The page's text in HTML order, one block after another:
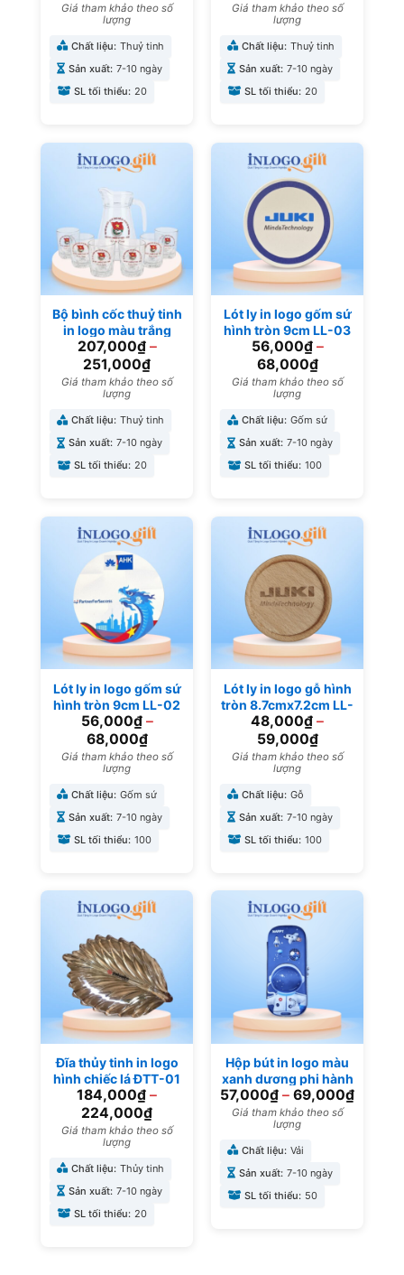
Giá tham khảo theo số
lượng
Chất liệu: Thuỷ tinh
Sản xuất: 7-10 ngày
SL tối thiểu: 20
Giá tham khảo theo số
lượng
Chất liệu: Thuỷ tinh
Sản xuất: 7-10 ngày
SL tối thiểu: 20
Bộ bình cốc thuỷ tinh
in logo màu trắng
trong suốt làm quà
tặng đại hội BBL-06
207,000₫–
251,000₫
Giá tham khảo theo số
lượng
Chất liệu: Thuỷ tinh
Sản xuất: 7-10 ngày
SL tối thiểu: 20
Lót ly in logo gốm sứ
hình tròn 9cm LL-03
56,000₫–
68,000₫
Giá tham khảo theo số
lượng
Chất liệu: Gốm sứ
Sản xuất: 7-10 ngày
SL tối thiểu: 100
Lót ly in logo gốm sứ
hình tròn 9cm LL-02
56,000₫–
68,000₫
Giá tham khảo theo số
lượng
Chất liệu: Gốm sứ
Sản xuất: 7-10 ngày
SL tối thiểu: 100
Lót ly in logo gỗ hình
tròn 8.7cmx7.2cm LL-
01
48,000₫ –
59,000₫
Giá tham khảo theo số
lượng
Chất liệu: Gỗ
Sản xuất: 7-10 ngày
SL tối thiểu: 100
Đĩa thủy tinh in logo
hình chiếc lá ĐTT-01
184,000₫ –
224,000₫
Giá tham khảo theo số
lượng
Chất liệu: Thủy tinh
Sản xuất: 7-10 ngày
SL tối thiểu: 20
Hộp bút in logo màu
xanh dương phi hành
gia HB-04
57,000₫ – 69,000₫
Giá tham khảo theo số
lượng
Chất liệu: Vải
Sản xuất: 7-10 ngày
SL tối thiểu: 50